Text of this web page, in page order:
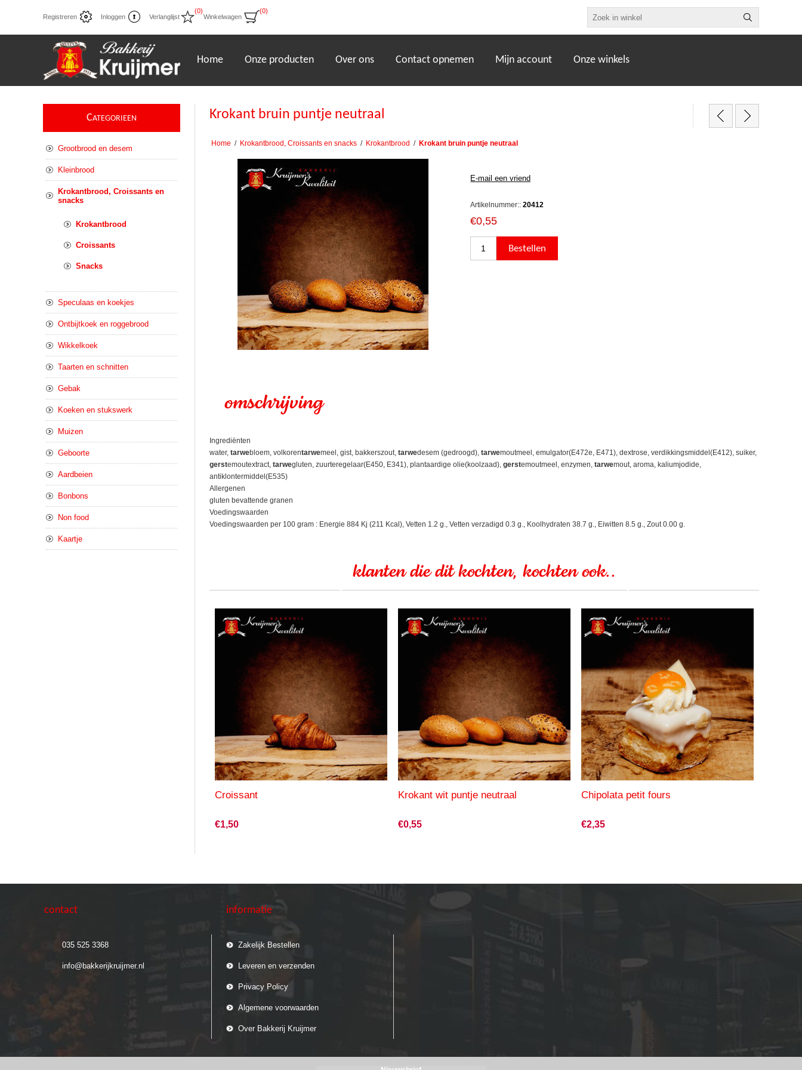
Registreren Inloggen Verlanglijst
(0)
Winkelwagen
(0)
Home Onze producten Over ons Contact opnemen Mijn account Onze winkels
Krokant bruin puntje neutraal
Home / Krokantbrood, Croissants en snacks / Krokantbrood / Krokant bruin puntje neutraal
Artikelnummer:: 20412
€0,55
omschrijving
Ingrediënten
water, tarwebloem, volkorentarwemeel, gist, bakkerszout, tarwedesem (gedroogd), tarwemoutmeel, emulgator(E472e, E471), dextrose, verdikkingsmiddel(E412), suiker,
gerstemoutextract, tarwegluten, zuurteregelaar(E450, E341), plantaardige olie(koolzaad), gerstemoutmeel, enzymen, tarwemout, aroma, kaliumjodide,
antiklontermiddel(E535)
Allergenen
gluten bevattende granen
Voedingswaarden
Voedingswaarden per 100 gram : Energie 884 Kj (211 Kcal), Vetten 1.2 g., Vetten verzadigd 0.3 g., Koolhydraten 38.7 g., Eiwitten 8.5 g., Zout 0.00 g.
klanten die dit kochten, kochten ook..
Croissant
€1,50
Krokant wit puntje neutraal
€0,55
Chipolata petit fours
€2,35
CATEGORIEEN
Grootbrood en desem
Kleinbrood
Krokantbrood, Croissants en
snacks
Krokantbrood
Croissants
Snacks
Speculaas en koekjes
Ontbijtkoek en roggebrood
Wikkelkoek
Taarten en schnitten
Gebak
Koeken en stukswerk
Muizen
Geboorte
Aardbeien
Bonbons
Non food
Kaartje
contact
035 525 3368
info@bakkerijkruijmer.nl
informatie
Zakelijk Bestellen
Leveren en verzenden
Privacy Policy
Algemene voorwaarden
Over Bakkerij Kruijmer